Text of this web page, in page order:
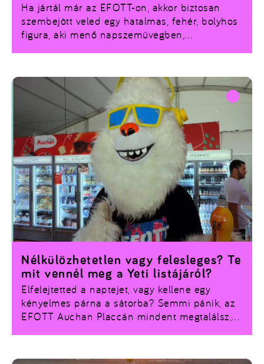
Ha jártál már az EFOTT-on, akkor biztosan
szembejött veled egy hatalmas, fehér, bolyhos
figura, aki menő napszemüvegben,
éppen a kasszánál fizet az Auchan Placcon.
Elfelejtetted a naptejet, vagy kellene egy
kényelmes párna a sátorba? Semmi pánik, az
EFOTT Auchan Placcán mindent megtalálsz,
látogass el az auchan Placcba te is!
Nélkülözhetetlen vagy felesleges? Te
mit vennél meg a Yeti listájáról?